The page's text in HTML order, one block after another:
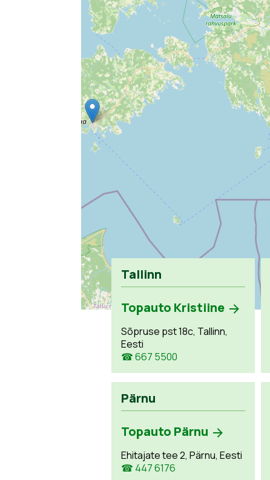
Tallinn
Topauto Kristiine
Sõpruse pst 18c, Tallinn,
Eesti
☎ 667 5500
Pärnu
Topauto Pärnu
Ehitajate tee 2, Pärnu, Eesti
☎ 447 6176